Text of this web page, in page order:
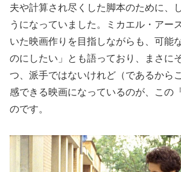
夫や計算され尽くした脚本のために、
うになっていました。ミカエル・アー
いた映画作りを目指しながらも、可能
のにしたい」とも語っており、まさに
つ、派手ではないけれど（であるから
感できる映画になっているのが、この
のです。